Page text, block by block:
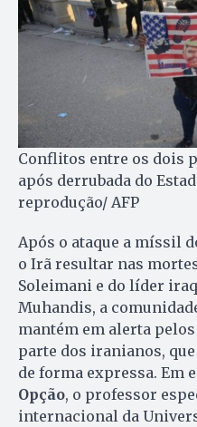
Conflitos entre os dois
após derrubada do
reprodução/ AFP
Após o ataque a míssil
o Irã resultar nas
Soleimani e do líder
Muhandis, a
mantém em alerta
parte dos iranianos,
de forma expressa. Em
Opção, o professor
internacional da